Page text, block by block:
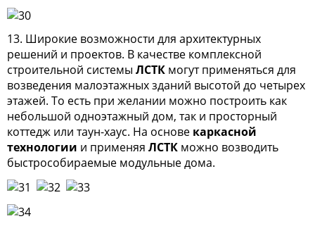
13. Широкие возможности для архитектурных
решений и проектов. В качестве комплексной
строительной системы ЛСТК могут применяться для
возведения малоэтажных зданий высотой до четырех
этажей. То есть при желании можно построить как
небольшой одноэтажный дом, так и просторный
коттедж или таун-хаус. На основе каркасной
технологии и применяя ЛСТК можно возводить
быстрособираемые модульные дома.